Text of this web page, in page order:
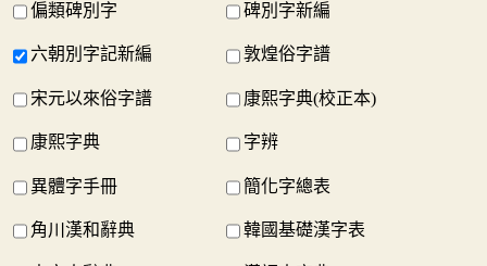
偏類碑別字 碑別字新編
六朝別字記新編 敦煌俗字譜
宋元以來俗字譜 康熙字典(校正本)
康熙字典 字辨
異體字手冊 簡化字總表
角川漢和辭典 韓國基礎漢字表